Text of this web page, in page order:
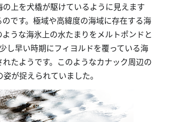
上を犬橇が駆けているように見えます
です。極域や高緯度の海域に存在する海
うな海氷上の水たまりをメルトポンドと
し早い時期にフィヨルドを覆っている海
たようです。このようなカナック周辺の
が捉えられていました。